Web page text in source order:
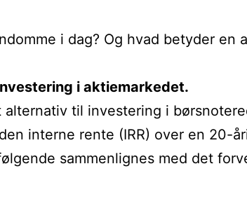
i dag? Og hvad betyder en
i aktiemarkedet.
til investering i
interne rente (IRR) over en 20-
sammenlignes med det